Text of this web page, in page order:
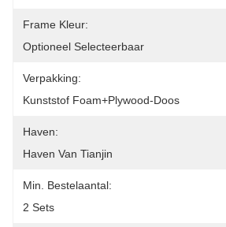
Frame Kleur:
Optioneel Selecteerbaar
Verpakking:
Kunststof Foam+plywood-Doos
Haven:
Haven Van Tianjin
Min. Bestelaantal:
2 Sets